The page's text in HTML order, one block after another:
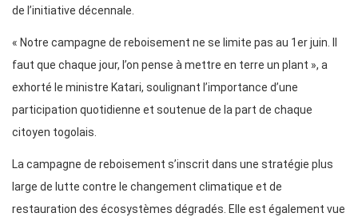
de l’initiative décennale.
« Notre campagne de reboisement ne se limite pas au 1er juin. Il
faut que chaque jour, l’on pense à mettre en terre un plant », a
exhorté le ministre Katari, soulignant l’importance d’une
participation quotidienne et soutenue de la part de chaque
citoyen togolais.
La campagne de reboisement s’inscrit dans une stratégie plus
large de lutte contre le changement climatique et de
restauration des écosystèmes dégradés. Elle est également vue